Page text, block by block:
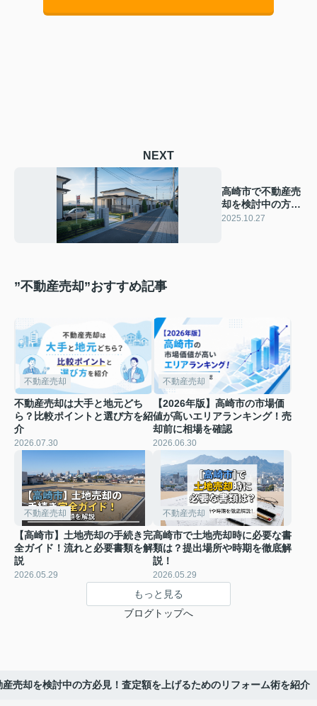
NEXT
高崎市で不動産売
却を検討中の方
へ！買取保証サー
2025.10.27
”不動産売却”おすすめ記事
不動産売却
不動産売却は大手と地元どち
ら？比較ポイントと選び方を紹
介
2026.07.30
不動産売却
【2026年版】高崎市の市場価
値が高いエリアランキング！売
却前に相場を確認
2026.06.30
不動産売却
【高崎市】土地売却の手続き完
全ガイド！流れと必要書類を解
説
2026.05.29
不動産売却
高崎市で土地売却時に必要な書
類は？提出場所や時期を徹底解
説！
2026.05.29
もっと見る
ブログトップへ
売却を検討中の方必見！査定額を上げるためのリフォーム術を紹介